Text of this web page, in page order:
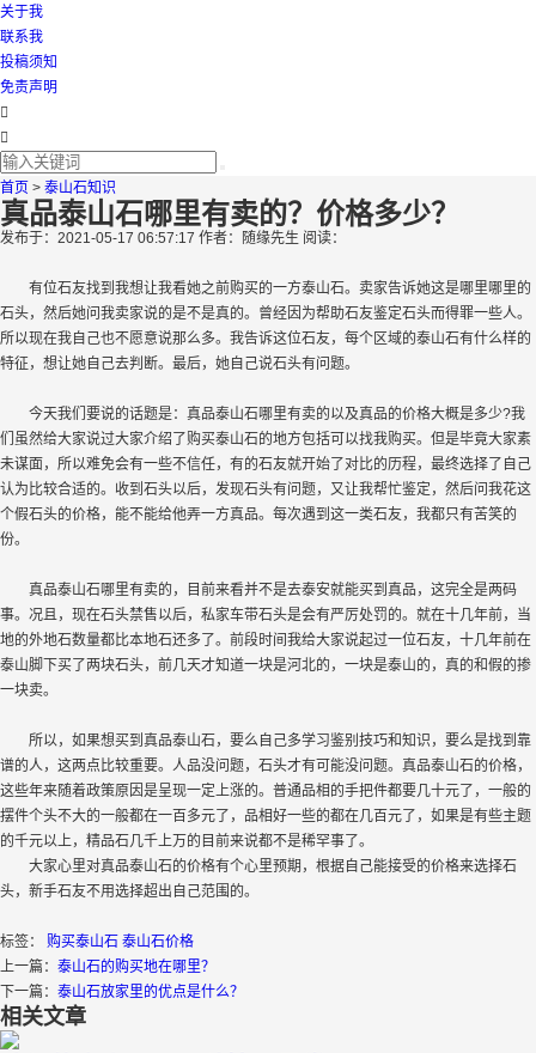
关于我
联系我
投稿须知
免责声明
首页 > 泰山石知识
真品泰山石哪里有卖的？价格多少？
发布于：2021-05-17 06:57:17 作者：随缘先生 阅读：
有位石友找到我想让我看她之前购买的一方泰山石。卖家告诉她这是哪里哪里的
石头，然后她问我卖家说的是不是真的。曾经因为帮助石友鉴定石头而得罪一些人。
所以现在我自己也不愿意说那么多。我告诉这位石友，每个区域的泰山石有什么样的
特征，想让她自己去判断。最后，她自己说石头有问题。
今天我们要说的话题是：真品泰山石哪里有卖的以及真品的价格大概是多少?我
们虽然给大家说过大家介绍了购买泰山石的地方包括可以找我购买。但是毕竟大家素
未谋面，所以难免会有一些不信任，有的石友就开始了对比的历程，最终选择了自己
认为比较合适的。收到石头以后，发现石头有问题，又让我帮忙鉴定，然后问我花这
个假石头的价格，能不能给他弄一方真品。每次遇到这一类石友，我都只有苦笑的
份。
真品泰山石哪里有卖的，目前来看并不是去泰安就能买到真品，这完全是两码
事。况且，现在石头禁售以后，私家车带石头是会有严厉处罚的。就在十几年前，当
地的外地石数量都比本地石还多了。前段时间我给大家说起过一位石友，十几年前在
泰山脚下买了两块石头，前几天才知道一块是河北的，一块是泰山的，真的和假的掺
一块卖。
所以，如果想买到真品泰山石，要么自己多学习鉴别技巧和知识，要么是找到靠
谱的人，这两点比较重要。人品没问题，石头才有可能没问题。真品泰山石的价格，
这些年来随着政策原因是呈现一定上涨的。普通品相的手把件都要几十元了，一般的
摆件个头不大的一般都在一百多元了，品相好一些的都在几百元了，如果是有些主题
的千元以上，精品石几千上万的目前来说都不是稀罕事了。
大家心里对真品泰山石的价格有个心里预期，根据自己能接受的价格来选择石
头，新手石友不用选择超出自己范围的。
标签： 购买泰山石 泰山石价格
上一篇： 泰山石的购买地在哪里？
下一篇： 泰山石放家里的优点是什么？
相关文章